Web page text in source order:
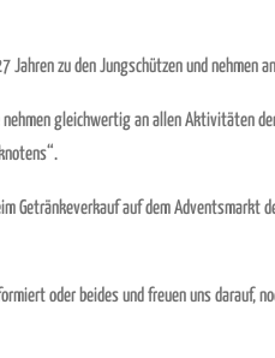
Jahren zu den Jungschützen und
gleichwertig an allen Aktivitäten
Getränkeverkauf auf dem Adventsmarkt
oder beides und freuen uns darauf,